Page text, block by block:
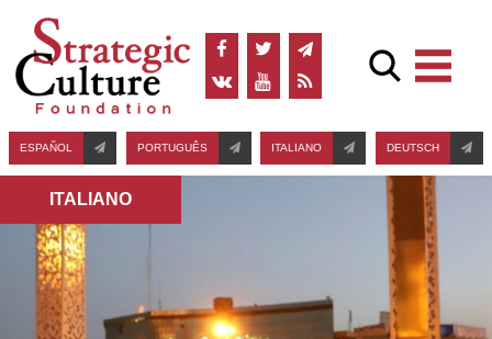
ESPAÑOL PORTUGUÊS ITALIANO DEUTSCH
ITALIANO